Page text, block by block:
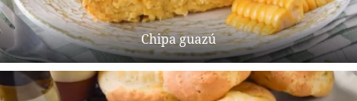
Chipa guazú